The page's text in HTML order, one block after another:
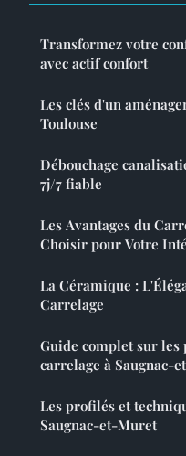
Transformez votre
avec actif confort
Les clés d'un
Toulouse
Débouchage
7j/7 fiable
Les Avantages du
Choisir pour Votre
La Céramique :
Carrelage
Guide complet sur les
carrelage à Saugnac-
Les profilés et
Saugnac-et-Muret